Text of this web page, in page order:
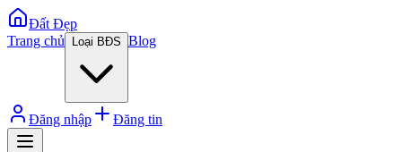
Đất Đẹp
Trang chủ
Loại BĐS Blog
Đăng nhập Đăng tin